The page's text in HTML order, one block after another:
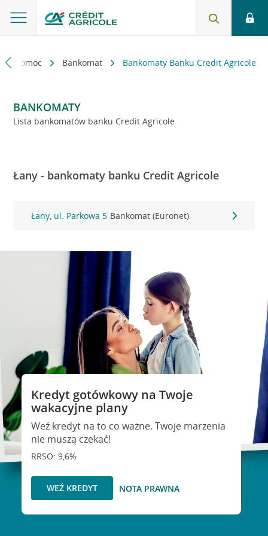
i pomoc Bankomat Bankomaty Banku Credit Agricole
BANKOMATY
Lista bankomatów banku Credit Agricole
Łany - bankomaty banku Credit Agricole
Łany, ul. Parkowa 5 Bankomat (Euronet)
Kredyt gotówkowy na Twoje
wakacyjne plany
Weź kredyt na to co ważne. Twoje marzenia
nie muszą czekać!
RRSO: 9,6%
WEŹ KREDYT NOTA PRAWNA